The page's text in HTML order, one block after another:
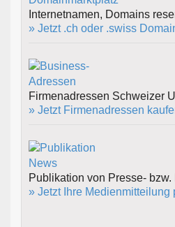
Internetnamen, Domains
» Jetzt .ch oder .swiss
Firmenadressen Schweizer
» Jetzt Firmenadressen
Publikation von Presse-
» Jetzt Ihre Medienmitteilung